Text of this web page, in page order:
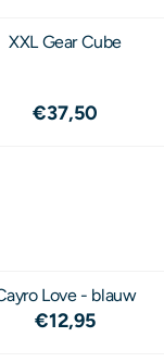
XXL Gear Cube
Prijs: 37,50
€37,50
Love - blauw
Prijs: 12,95
€12,95